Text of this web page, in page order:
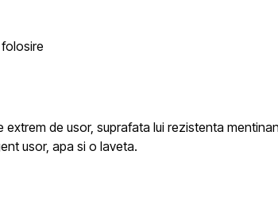
extrem de usor, suprafata lui rezistenta
usor, apa si o laveta.